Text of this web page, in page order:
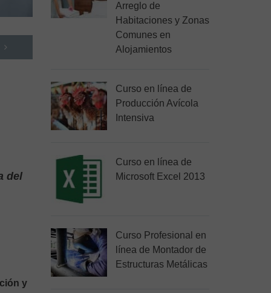
del
y
Arreglo de
Habitaciones y Zonas
Comunes en
Alojamientos
Curso en línea de
Producción Avícola
Intensiva
Curso en línea de
Microsoft Excel 2013
Curso Profesional en
línea de Montador de
Estructuras Metálicas